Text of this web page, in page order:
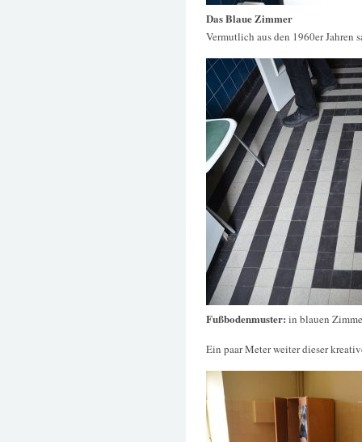
Das Blaue Zimmer
Vermutlich aus den 1960er Jahren
Fußbodenmuster: in blauen
Ein paar Meter weiter dieser